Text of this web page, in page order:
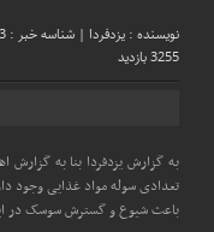
نویسنده : یزدفردا |شناسه خبر : 212653
3255 بازدید
به گزارش یزدفردا بنا به گزارش
تعدادی سوله مواد غذایی وجود
باعث شیوع و گسترش سوسک در